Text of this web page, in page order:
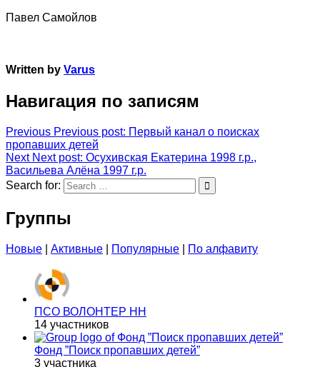
Павел Самойлов
Written by Varus
Навигация по записям
Previous Previous post: Первый канал о поисках
пропавших детей
Next Next post: Осухивская Екатерина 1998 г.р.,
Васильева Алёна 1997 г.р.
Search for:
Группы
Новые Активные Популярные По алфавиту
ПСО ВОЛОНТЕР НН
14 участников
Фонд ”Поиск пропавших детей”
3 участника